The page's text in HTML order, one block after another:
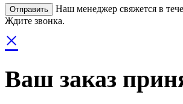
Наш менеджер свяжется в
Ждите звонка.
×
Ваш заказ